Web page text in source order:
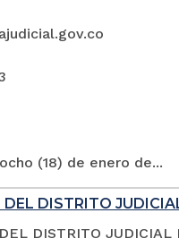
(18) de enero de...
DISTRITO
DISTRITO JUDICIAL